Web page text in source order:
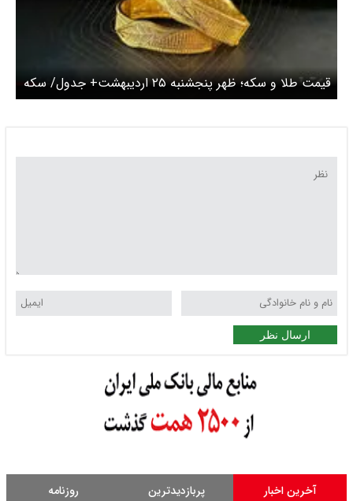
قیمت طلا و سکه؛ ظهر پنجشنبه ۲۵ اردیبهشت+ جدول/ سکه
امامی ارزان شد
ارسال نظر
آخرین اخبار پربازدیدترین روزنامه